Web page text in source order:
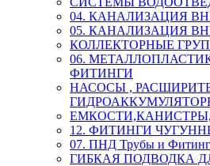
04. КАНАЛИЗАЦИЯ
05. КАНАЛИЗАЦИЯ
КОЛЛЕКТОРНЫЕ
06.
ФИТИНГИ
НАСОСЫ ,
12. ФИТИНГИ
07. ПНД Трубы и
ГИБКАЯ ПОДВОДКА